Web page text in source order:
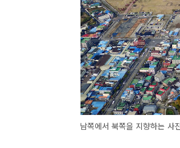
남쪽에서 북쪽을 지향하는 사